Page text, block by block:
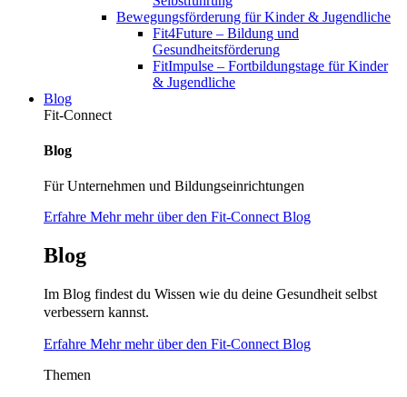
Bewegungsförderung für Kinder & Jugendliche
Fit4Future – Bildung und
Gesundheitsförderung
FitImpulse – Fortbildungstage für Kinder
& Jugendliche
Blog
Fit-Connect
Blog
Für Unternehmen und Bildungseinrichtungen
Erfahre Mehr mehr über den Fit-Connect Blog
Blog
Im Blog findest du Wissen wie du deine Gesundheit selbst
verbessern kannst.
Erfahre Mehr mehr über den Fit-Connect Blog
Themen